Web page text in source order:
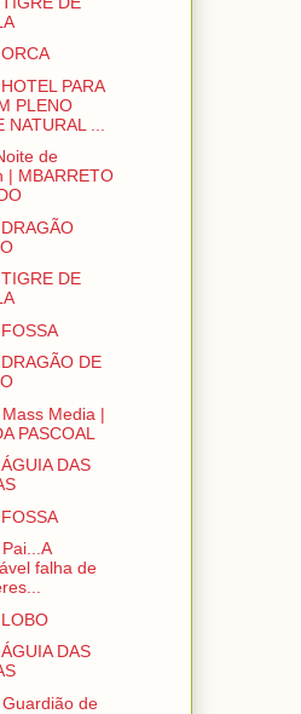
PARA
PLENO
NATURAL ...
de
| MBARRETO
DE
DE
Media |
PASCOAL
DAS
falha de
DAS
de